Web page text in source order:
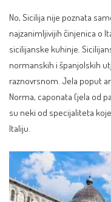
No, Sicilija nije poznata
najzanimljivijih činjenica o
sicilijanske kuhinje.
normanskih i španjolskih
raznovrsnom. Jela poput
Norma, caponata (jela od
su neki od specijaliteta
Italiju.